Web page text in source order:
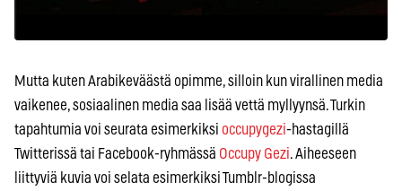
Mutta kuten Arabikeväästä opimme, silloin kun virallinen media
vaikenee, sosiaalinen media saa lisää vettä myllyynsä. Turkin
tapahtumia voi seurata esimerkiksi occupygezi-hastagillä
Twitterissä tai Facebook-ryhmässä Occupy Gezi. Aiheeseen
liittyviä kuvia voi selata esimerkiksi Tumblr-blogissa